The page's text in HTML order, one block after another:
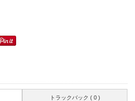
トラックバック ( 0 )